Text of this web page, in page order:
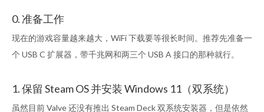
0. 准备工作
现在的游戏容量越来越大，WiFi 下载要等很长时间。推荐先准备一
个 USB C 扩展器，带千兆网和两三个 USB A 接口的那种就行。
1. 保留 Steam OS 并安装 Windows 11（双系统）
虽然目前 Valve 还没有推出 Steam Deck 双系统安装器，但是依然